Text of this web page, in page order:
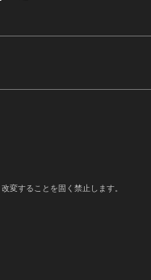
変することを固く禁止します。